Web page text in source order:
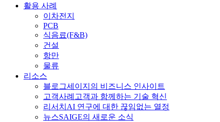
활용 사례
이차전지
PCB
식음료(F&B)
건설
항만
물류
리소스
블로그세이지의 비즈니스 인사이트
고객사례 고객과 함께하는 기술 혁신
리서치 AI 연구에 대한 끊임없는 열정
뉴스SAIGE의 새로운 소식